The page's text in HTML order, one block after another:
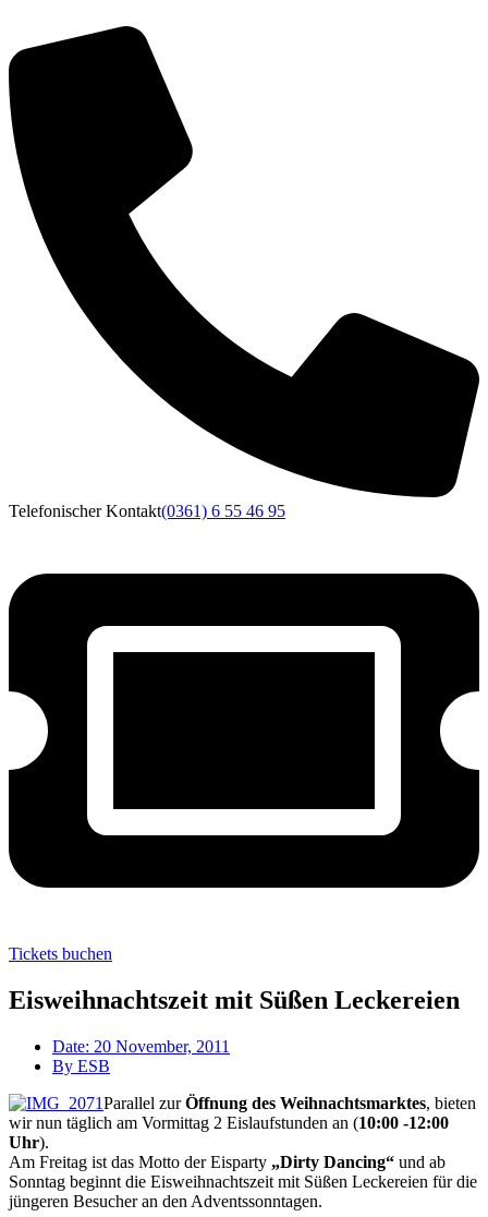
Telefonischer Kontakt(0361) 6 55 46 95
Tickets buchen
Eisweihnachtszeit mit Süßen Leckereien
Date: 20 November, 2011
By ESB
Parallel zurÖffnung des Weihnachtsmarktes, bieten
wir nun täglich am Vormittag 2 Eislaufstunden an (10:00 -12:00
Uhr).
Am Freitag ist das Motto der Eisparty „Dirty Dancing“ und ab
Sonntag beginnt die Eisweihnachtszeit mit Süßen Leckereien für die
jüngeren Besucher an den Adventssonntagen.